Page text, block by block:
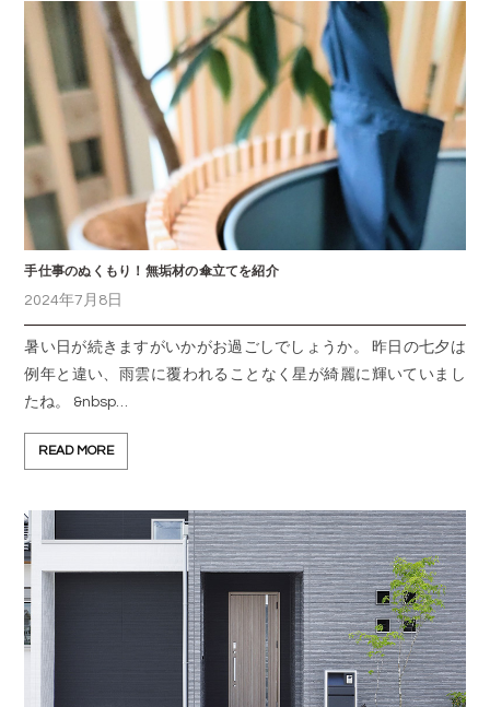
手仕事のぬくもり！無垢材の傘立てを紹介
2024年7月8日
暑い日が続きますがいかがお過ごしでしょうか。 昨日の七夕は
例年と違い、雨雲に覆われることなく星が綺麗に輝いていまし
たね。 &nbsp…
READ MORE